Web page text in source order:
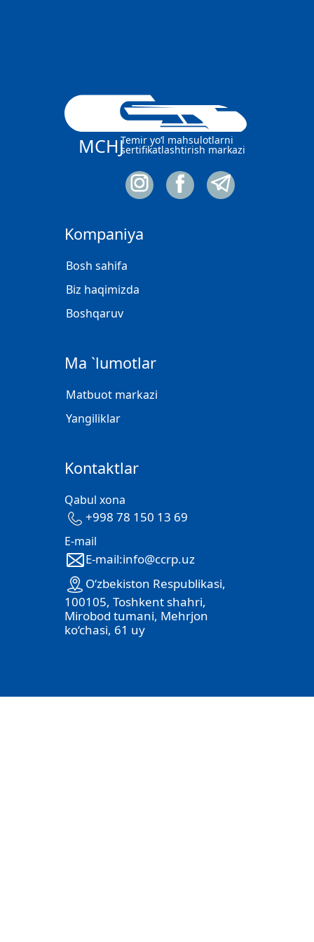
MCHJTemir yo‘l mahsulotlarni
sertifikatlashtirish markazi
Kompaniya
Bosh sahifa
Biz haqimizda
Boshqaruv
Ma `lumotlar
Matbuot markazi
Yangiliklar
Kontaktlar
Qabul xona
+998 78 150 13 69
E-mail
E-mail:info@ccrp.uz
O‘zbekiston Respublikasi,
100105, Toshkent shahri,
Mirobod tumani, Mehrjon
ko‘chasi, 61 uy